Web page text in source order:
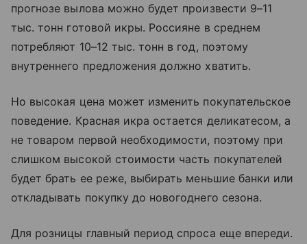
прогнозе вылова можно будет произвести 9–11
тыс. тонн готовой икры. Россияне в среднем
потребляют 10–12 тыс. тонн в год, поэтому
внутреннего предложения должно хватить.
Но высокая цена может изменить покупательское
поведение. Красная икра остается деликатесом, а
не товаром первой необходимости, поэтому при
слишком высокой стоимости часть покупателей
будет брать ее реже, выбирать меньшие банки или
откладывать покупку до новогоднего сезона.
Для розницы главный период спроса еще впереди.